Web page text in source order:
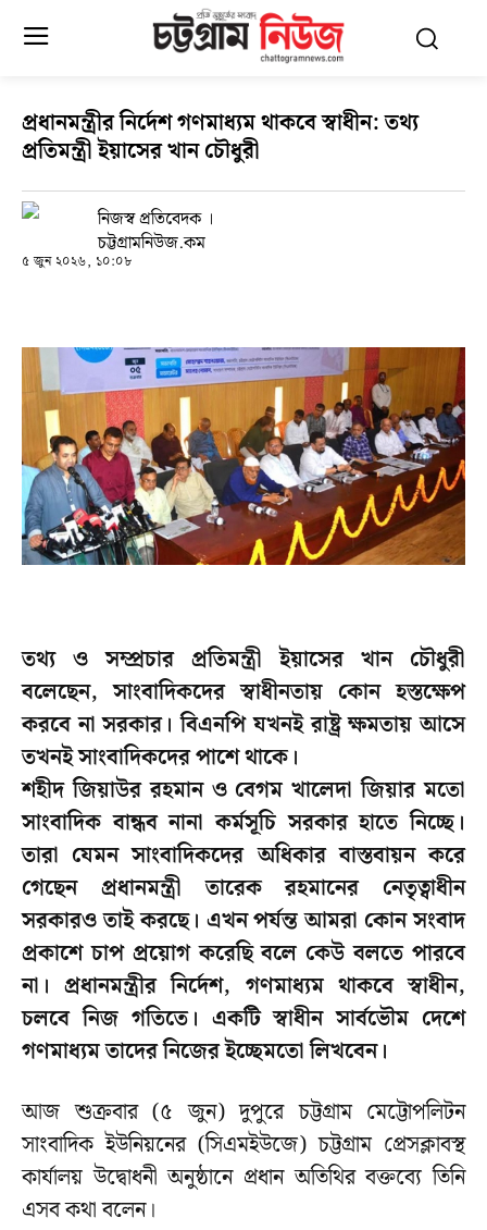
প্রধানমন্ত্রীর নির্দেশ গণমাধ্যম থাকবে স্বাধীন: তথ্য
প্রতিমন্ত্রী ইয়াসের খান চৌধুরী
নিজস্ব প্রতিবেদক ।
চট্টগ্রামনিউজ.কম
৫ জুন ২০২৬, ১০:০৮
তথ্য ও সম্প্রচার প্রতিমন্ত্রী ইয়াসের খান চৌধুরী
বলেছেন, সাংবাদিকদের স্বাধীনতায় কোন হস্তক্ষেপ
করবে না সরকার। বিএনপি যখনই রাষ্ট্র ক্ষমতায় আসে
তখনই সাংবাদিকদের পাশে থাকে।
শহীদ জিয়াউর রহমান ও বেগম খালেদা জিয়ার মতো
সাংবাদিক বান্ধব নানা কর্মসূচি সরকার হাতে নিচ্ছে।
তারা যেমন সাংবাদিকদের অধিকার বাস্তবায়ন করে
গেছেন প্রধানমন্ত্রী তারেক রহমানের নেতৃত্বাধীন
সরকারও তাই করছে। এখন পর্যন্ত আমরা কোন সংবাদ
প্রকাশে চাপ প্রয়োগ করেছি বলে কেউ বলতে পারবে
না। প্রধানমন্ত্রীর নির্দেশ, গণমাধ্যম থাকবে স্বাধীন,
চলবে নিজ গতিতে। একটি স্বাধীন সার্বভৌম দেশে
গণমাধ্যম তাদের নিজের ইচ্ছেমতো লিখবেন।
আজ শুক্রবার (৫ জুন) দুপুরে চট্টগ্রাম মেট্টোপলিটন
সাংবাদিক ইউনিয়নের (সিএমইউজে) চট্টগ্রাম প্রেসক্লাবস্থ
কার্যালয় উদ্বোধনী অনুষ্ঠানে প্রধান অতিথির বক্তব্যে তিনি
এসব কথা বলেন।